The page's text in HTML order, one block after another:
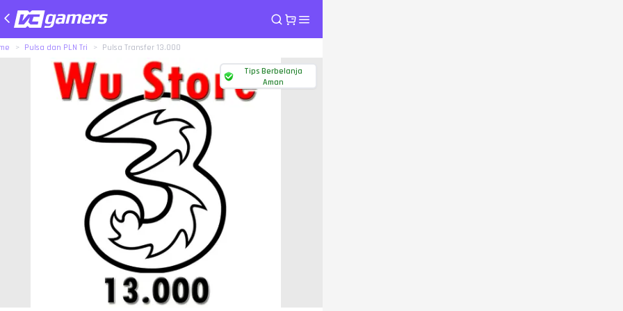
Pulsa dan PLN Tri Pulsa Transfer 13.000
Tips Berbelanja
Aman